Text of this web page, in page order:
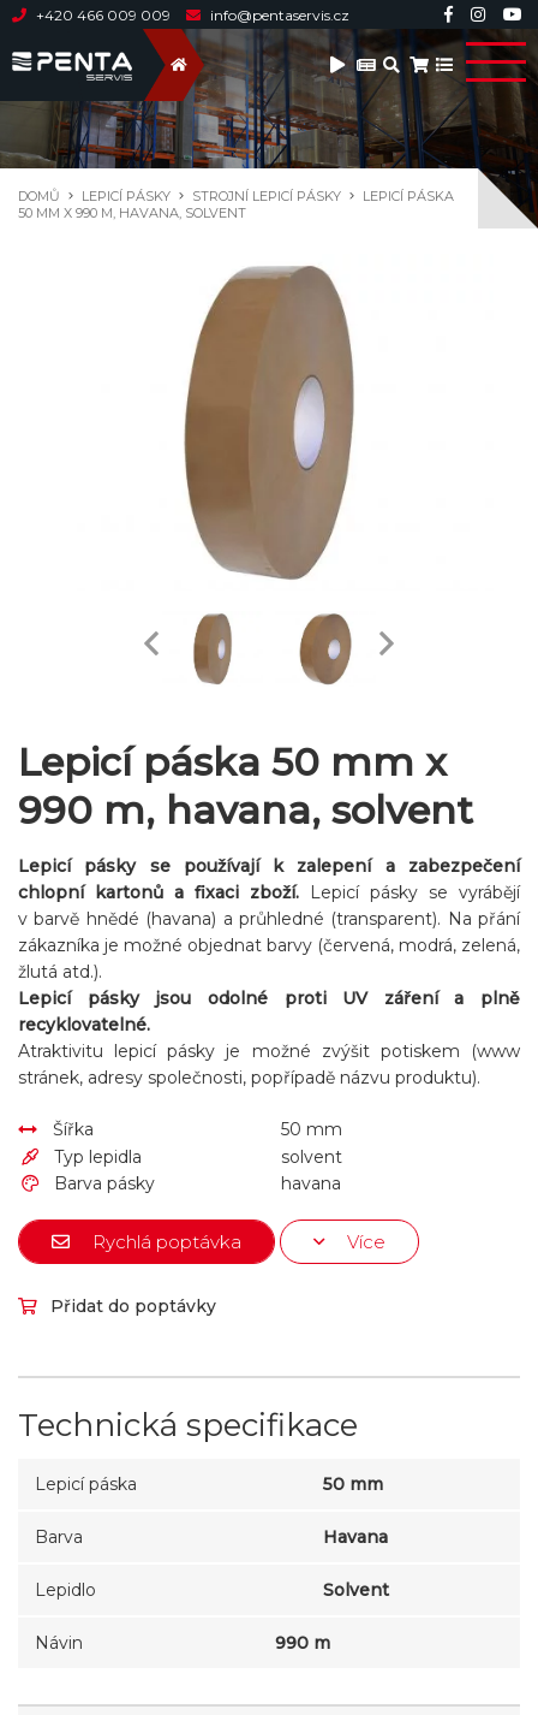
+420 466 009 009 info@pentaservis.cz
DOMŮ LEPICÍ PÁSKY STROJNÍ LEPICÍ PÁSKY
LEPICÍ PÁSKA
50 MM X 990 M, HAVANA, SOLVENT
Lepicí páska 50 mm x
990 m, havana, solvent
Lepicí pásky se používají k zalepení a zabezpečení
chlopní kartonů a fixaci zboží. Lepicí pásky se vyrábějí
v barvě hnědé (havana) a průhledné (transparent). Na přání
zákazníka je možné objednat barvy (červená, modrá, zelená,
žlutá atd.).
Lepicí pásky jsou odolné proti UV záření a plně
recyklovatelné.
Atraktivitu lepicí pásky je možné zvýšit potiskem (www
stránek, adresy společnosti, popřípadě názvu produktu).
Šířka
50 mm
Typ lepidla
solvent
Barva pásky
havana
Rychlá poptávka Více
Přidat do poptávky
Technická specifikace
Lepicí páska 50 mm
Barva Havana
Lepidlo Solvent
Návin 990 m